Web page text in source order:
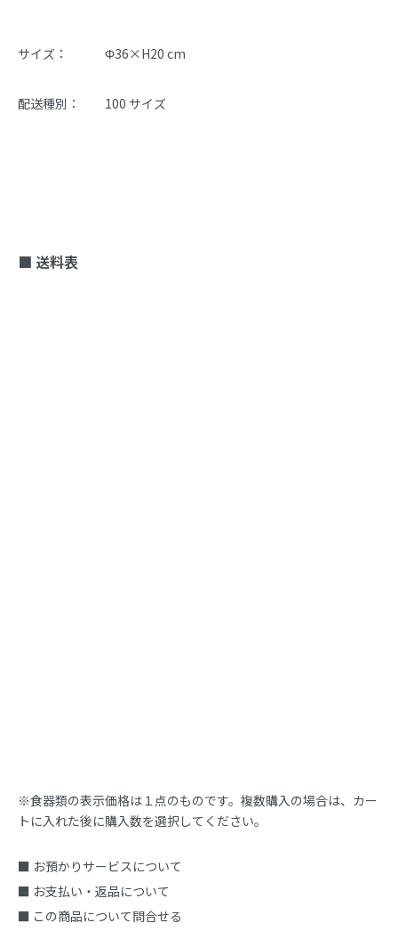
サイズ：　　　Φ36×H20 cm
配送種別：　　100 サイズ
■ 送料表
※食器類の表示価格は１点のものです。複数購入の場合は、カー
トに入れた後に購入数を選択してください。
■ お預かりサービスについて
■ お支払い・返品について
■ この商品について問合せる